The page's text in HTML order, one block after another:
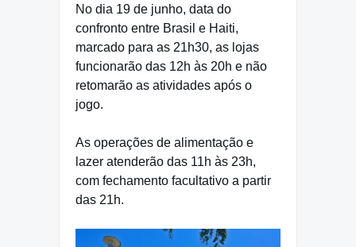
No dia 19 de junho, data do
confronto entre Brasil e Haiti,
marcado para as 21h30, as lojas
funcionarão das 12h às 20h e não
retomarão as atividades após o
jogo.
As operações de alimentação e
lazer atenderão das 11h às 23h,
com fechamento facultativo a partir
das 21h.